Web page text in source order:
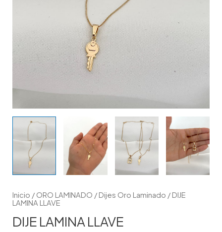
Inicio / ORO LAMINADO /Dijes Oro Laminado / DIJE
LAMINA LLAVE
DIJE LAMINA LLAVE